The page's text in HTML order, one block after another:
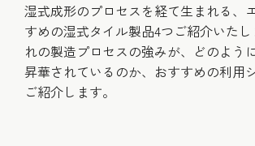
湿式成形のプロセスを経て生まれる、
すめの湿式タイル製品4つご紹介いた
れの製造プロセスの強みが、どのよう
昇華されているのか、おすすめの利用
ご紹介します。